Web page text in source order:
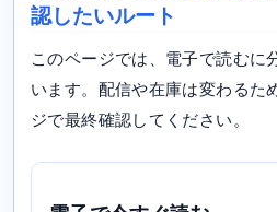
認したいルート
このページでは、電子で読むに
います。配信や在庫は変わるた
ジで最終確認してください。